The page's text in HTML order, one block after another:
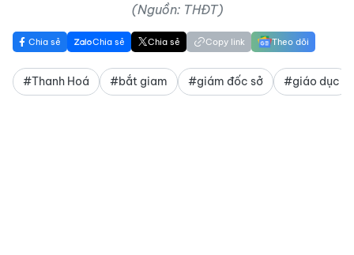
(Nguồn: THĐT)
Chia sẻ Chia sẻ Chia sẻ Copy link Theo dõi
#Thanh Hoá #bắt giam #giám đốc sở #giáo dục